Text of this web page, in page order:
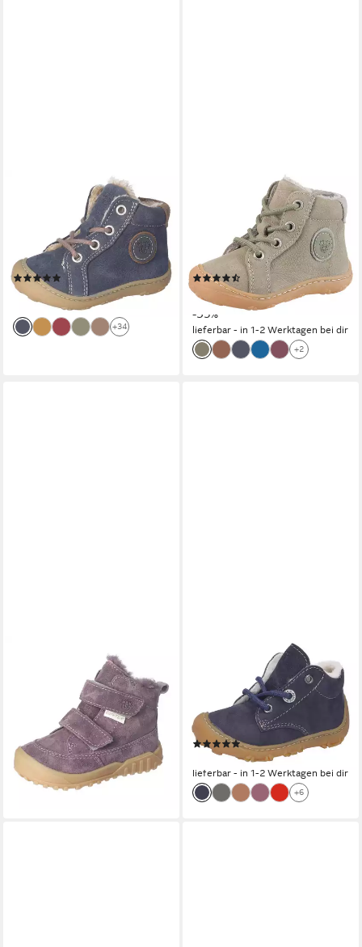
PEPINO BY RICOSTA
GEORGIE 50, WMS: mittel
Lauflernschuh Winterschuh
mit Weiten-Meßsystem,
Größenschablone zum
Download
(12)
79,95 €
lieferbar - in 1-2 Werktagen bei dir
+34
PEPINO BY RICOSTA
GEORGIE, WMS: weit
Lauflernschuh Winterschuh
mit Weiten-Meßsystem,
Größenschablone zum
Download
(2)
ab 48,60 € UVP74,95 €
-35%
lieferbar - in 1-2 Werktagen bei dir
+2
PEPINO BY RICOSTA
DOMI - Lauflernschuhe
lieferbar - in 3-4 Werktagen bei dir
PEPINO BY RICOSTA
CORY, WMS: weit
Lauflernschuh Babyschuh,
Winterstiefel mit Warmfutter,
Größenschablone zum
Download(2)
79,95 €
lieferbar - in 1-2 Werktagen bei dir
+6